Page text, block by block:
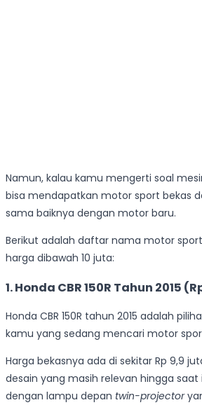
Namun, kalau kamu mengerti soal
bisa mendapatkan motor sport bekas
sama baiknya dengan motor baru.
Berikut adalah daftar nama motor
harga dibawah 10 juta:
1. Honda CBR 150R Tahun 2015
Honda CBR 150R tahun 2015 adalah
kamu yang sedang mencari motor
Harga bekasnya ada di sekitar Rp 9,9
desain yang masih relevan hingga
dengan lampu depan twin-projector